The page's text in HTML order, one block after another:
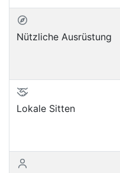
Nützliche Ausrüstung
Lokale Sitten